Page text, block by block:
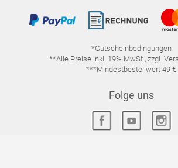
*Gutscheinbedingungen
**Alle Preise inkl. 19% MwSt., zzgl.
***Mindestbestellwert 49 €
Folge uns